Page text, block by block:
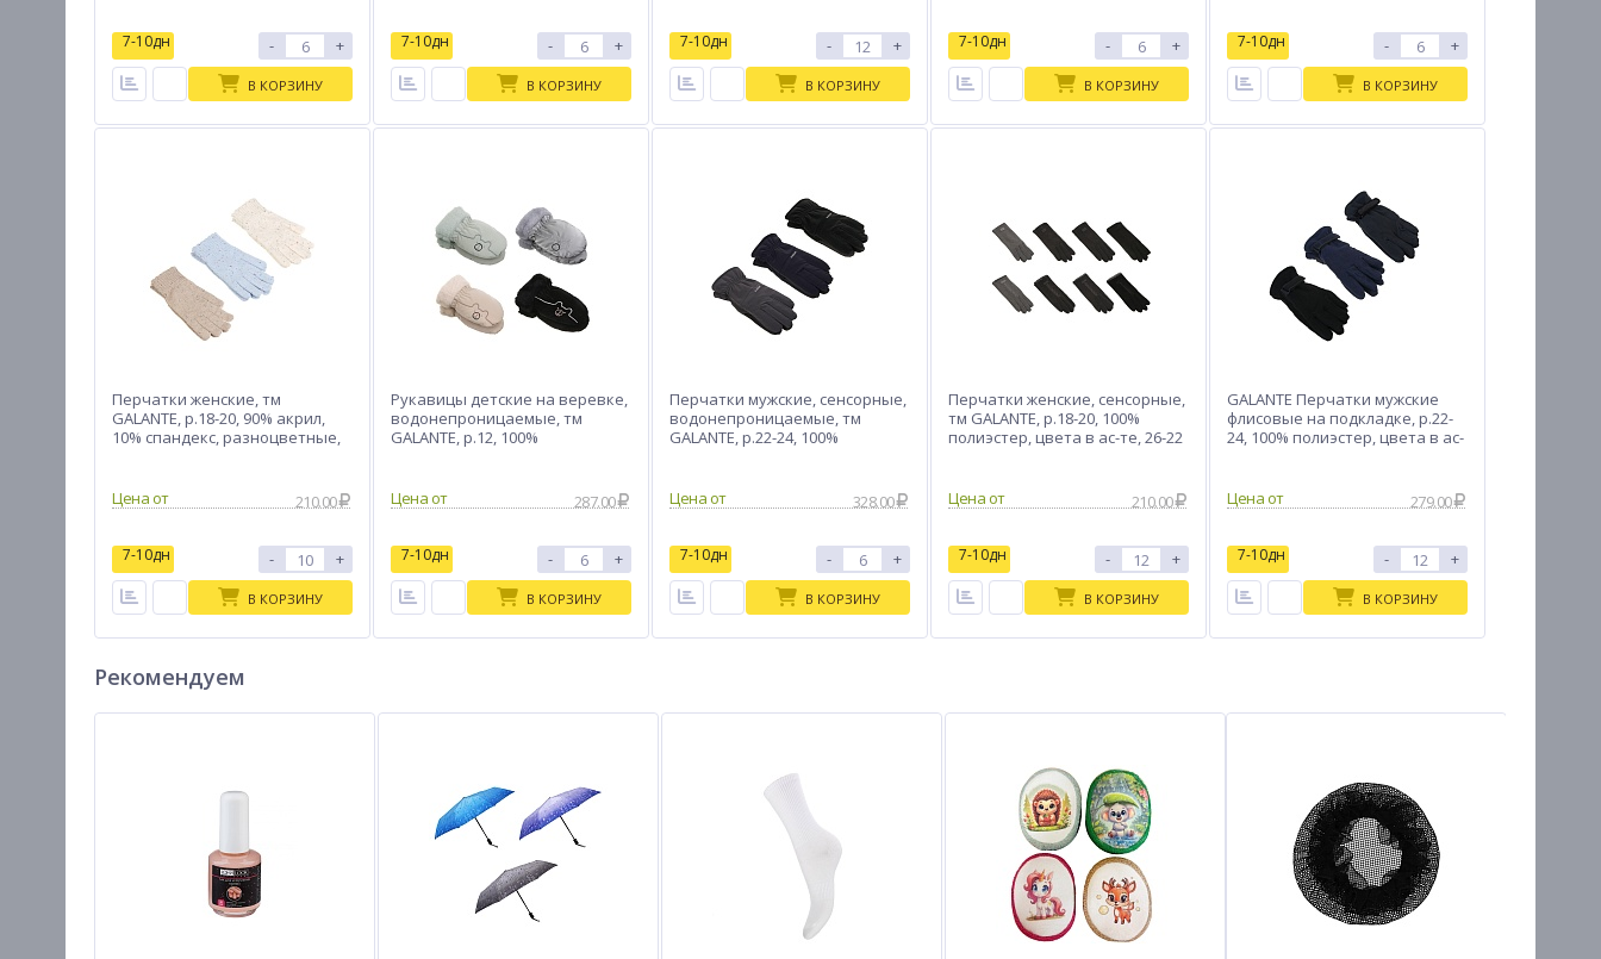
7-10дн - +
В КОРЗИНУ
7-10дн - +
В КОРЗИНУ
7-10дн - +
В КОРЗИНУ
7-10дн - +
В КОРЗИНУ
7-10дн - +
В КОРЗИНУ
Перчатки женские, тм
GALANTE, р.18-20, 90% акрил,
10% спандекс, разноцветные,
Цена от
210.00
7-10дн - +
В КОРЗИНУ
Рукавицы детские на веревке,
водонепроницаемые, тм
GALANTE, р.12, 100%
Цена от
287.00
7-10дн - +
В КОРЗИНУ
Перчатки мужские, сенсорные,
водонепроницаемые, тм
GALANTE, р.22-24, 100%
Цена от
328.00
7-10дн - +
В КОРЗИНУ
Перчатки женские, сенсорные,
тм GALANTE, р.18-20, 100%
полиэстер, цвета в ас-те, 26-22
Цена от 210.00
7-10дн - +
В КОРЗИНУ
GALANTE Перчатки мужские
флисовые на подкладке, р.22-
24, 100% полиэстер, цвета в ас-
Цена от
279.00
7-10дн - +
В КОРЗИНУ
Рекомендуем